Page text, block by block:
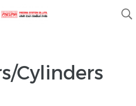
Cylinders